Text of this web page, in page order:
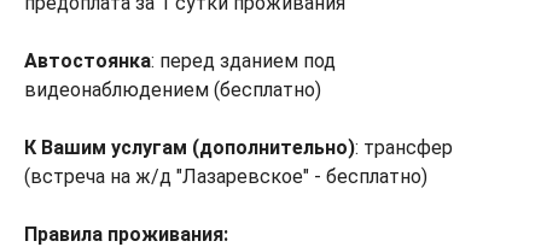
Автостоянка: перед зданием под
видеонаблюдением (бесплатно)
К Вашим услугам (дополнительно): трансфер
(встреча на ж/д "Лазаревское" - бесплатно)
Правила проживания: